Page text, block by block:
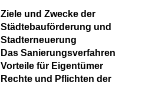
Ziele und Zwecke der
Städtebauförderung und
Stadterneuerung
Das Sanierungsverfahren
Vorteile für Eigentümer
Rechte und Pflichten der